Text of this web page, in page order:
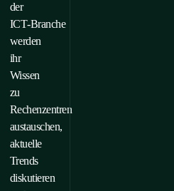
der
ICT‑Branche
werden
ihr
Wissen
zu
Rechenzentren
austauschen,
aktuelle
Trends
diskutieren